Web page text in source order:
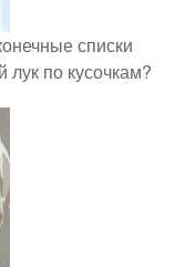
списки
по кусочкам?